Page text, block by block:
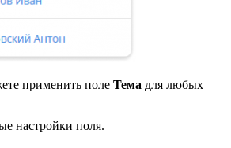
применить поле Тема для любых
настройки поля.